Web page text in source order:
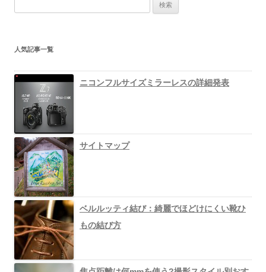
人気記事一覧
ニコンフルサイズミラーレスの詳細発表
サイトマップ
ベルルッティ結び：綺麗でほどけにくい靴ひ
もの結び方